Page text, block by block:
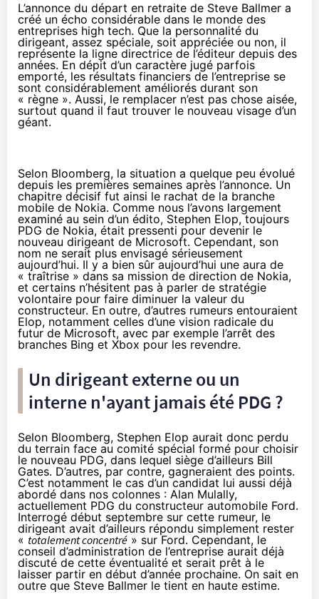
L’annonce du départ en retraite de Steve Ballmer a
créé un écho considérable dans le monde des
entreprises high tech. Que la personnalité du
dirigeant, assez spéciale, soit appréciée ou non, il
représente la ligne directrice de l’éditeur depuis des
années. En dépit d’un caractère jugé parfois
emporté, les résultats financiers de l’entreprise se
sont considérablement améliorés durant son
« règne ». Aussi, le remplacer n’est pas chose aisée,
surtout quand il faut trouver le nouveau visage d’un
géant.
Selon Bloomberg, la situation a quelque peu évolué
depuis les premières semaines après l’annonce. Un
chapitre décisif fut ainsi le rachat de la branche
mobile de Nokia. Comme nous l’avons largement
examiné au sein d’un édito, Stephen Elop, toujours
PDG de Nokia, était pressenti pour devenir le
nouveau dirigeant de Microsoft. Cependant, son
nom ne serait plus envisagé sérieusement
aujourd’hui. Il y a bien sûr aujourd’hui une aura de
« traîtrise » dans sa mission de direction de Nokia,
et certains n’hésitent pas à parler de stratégie
volontaire pour faire diminuer la valeur du
constructeur. En outre, d’autres rumeurs entouraient
Elop, notamment celles d’une vision radicale du
futur de Microsoft, avec par exemple l’arrêt des
branches Bing et Xbox pour les revendre.
Un dirigeant externe ou un
interne n'ayant jamais été PDG ?
Selon Bloomberg, Stephen Elop aurait donc perdu
du terrain face au comité spécial formé pour choisir
le nouveau PDG, dans lequel siège d’ailleurs Bill
Gates. D’autres, par contre, gagneraient des points.
C’est notamment le cas d’un candidat lui aussi déjà
abordé dans nos colonnes : Alan Mulally,
actuellement PDG du constructeur automobile Ford.
Interrogé début septembre sur cette rumeur, le
dirigeant avait d’ailleurs répondu simplement rester
« totalement concentré » sur Ford. Cependant, le
conseil d’administration de l’entreprise aurait déjà
discuté de cette éventualité et serait prêt à le
laisser partir en début d’année prochaine. On sait en
outre que Steve Ballmer le tient en haute estime.